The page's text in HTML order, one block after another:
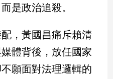
是政治追殺。
，黃國昌痛斥賴清
體背後，放任國家
願面對法理邏輯的